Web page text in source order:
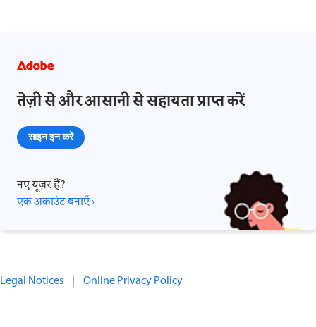
तेज़ी से और आसानी से सहायता प्राप्त करें
साइन इन करें
नए यूज़र हैं?
एक अकाउंट बनाएँ ›
Legal Notices | Online Privacy Policy